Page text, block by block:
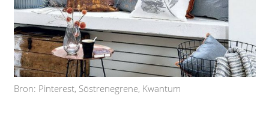
Bron: Pinterest, Söstrenegrene, Kwantum